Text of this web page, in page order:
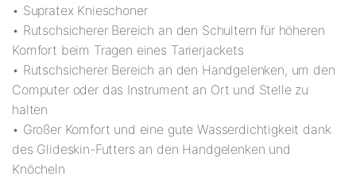
• Supratex Knieschoner
• Rutschsicherer Bereich an den Schultern für höheren
Komfort beim Tragen eines Tarierjackets
• Rutschsicherer Bereich an den Handgelenken, um den
Computer oder das Instrument an Ort und Stelle zu
halten
• Großer Komfort und eine gute Wasserdichtigkeit dank
des Glideskin-Futters an den Handgelenken und
Knöcheln